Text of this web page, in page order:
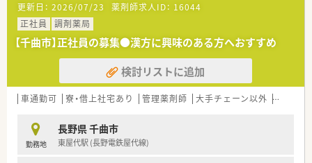
更新日： 2026/07/23 薬剤師求人ID： 16044
正社員
調剤薬局
【千曲市】正社員の募集●漢方に興味のある方へおすすめ
検討リストに追加
車通勤可 寮・借上社宅あり 管理薬剤師 大手チェーン以外 漢方
勤務地
長野県 千曲市
東屋代駅 (長野電鉄屋代線)